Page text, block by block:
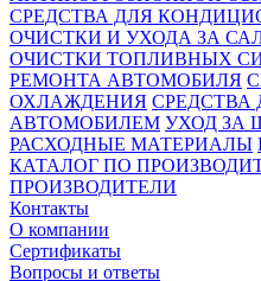
СРЕДСТВА ДЛЯ
ОЧИСТКИ И УХОДА ЗА
ОЧИСТКИ ТОПЛИВНЫХ
РЕМОНТА АВТОМОБИЛЯ
ОХЛАЖДЕНИЯ СРЕДСТВА
АВТОМОБИЛЕМ УХОД ЗА
РАСХОДНЫЕ МАТЕРИАЛЫ
КАТАЛОГ ПО
ПРОИЗВОДИТЕЛИ
Контакты
О компании
Сертификаты
Вопросы и ответы